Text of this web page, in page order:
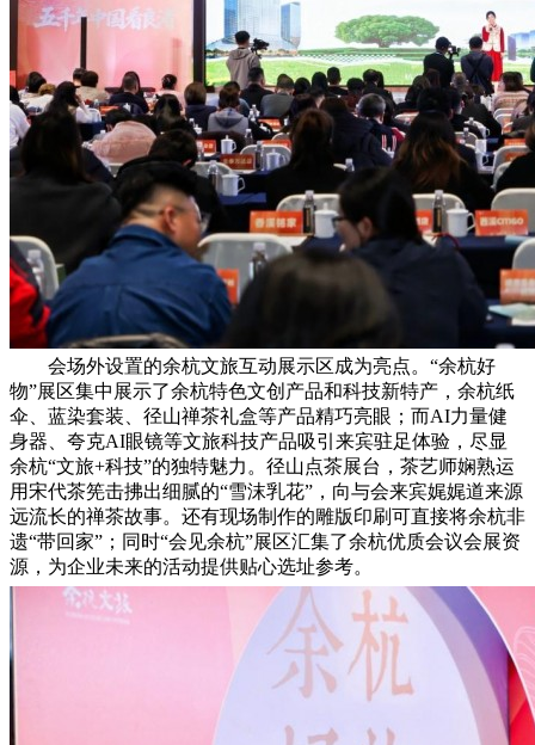
会场外设置的余杭文旅互动展示区成为亮点。“余杭好
物”展区集中展示了余杭特色文创产品和科技新特产，余杭纸
伞、蓝染套装、径山禅茶礼盒等产品精巧亮眼；而AI力量健
身器、夸克AI眼镜等文旅科技产品吸引来宾驻足体验，尽显
余杭“文旅+科技”的独特魅力。径山点茶展台，茶艺师娴熟运
用宋代茶筅击拂出细腻的“雪沫乳花”，向与会来宾娓娓道来源
远流长的禅茶故事。还有现场制作的雕版印刷可直接将余杭非
遗“带回家”；同时“会见余杭”展区汇集了余杭优质会议会展资
源，为企业未来的活动提供贴心选址参考。